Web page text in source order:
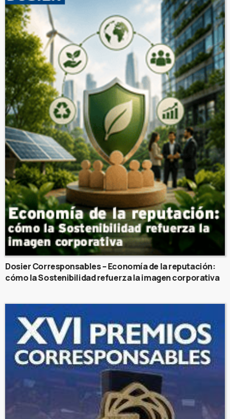
Dosier Corresponsables – Economía de la reputación:
cómo la Sostenibilidad refuerza la imagen corporativa